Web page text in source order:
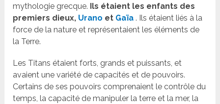
mythologie grecque. Ils étaient les enfants des
premiers dieux, Urano et Gaïa . Ils étaient liés à la
force de la nature et représentaient les éléments de
la Terre.
Les Titans étaient forts, grands et puissants, et
avaient une variété de capacités et de pouvoirs.
Certains de ses pouvoirs comprenaient le contrôle du
temps, la capacité de manipuler la terre et la mer, la